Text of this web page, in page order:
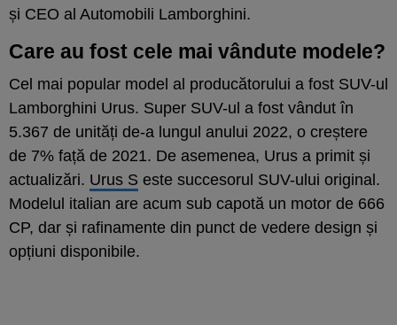
și CEO al Automobili Lamborghini.
Care au fost cele mai vândute modele?
Cel mai popular model al producătorului a fost SUV-ul
Lamborghini Urus. Super SUV-ul a fost vândut în
5.367 de unități de-a lungul anului 2022, o creștere
de 7% față de 2021. De asemenea, Urus a primit și
actualizări. Urus S este succesorul SUV-ului original.
Modelul italian are acum sub capotă un motor de 666
CP, dar și rafinamente din punct de vedere design și
opțiuni disponibile.